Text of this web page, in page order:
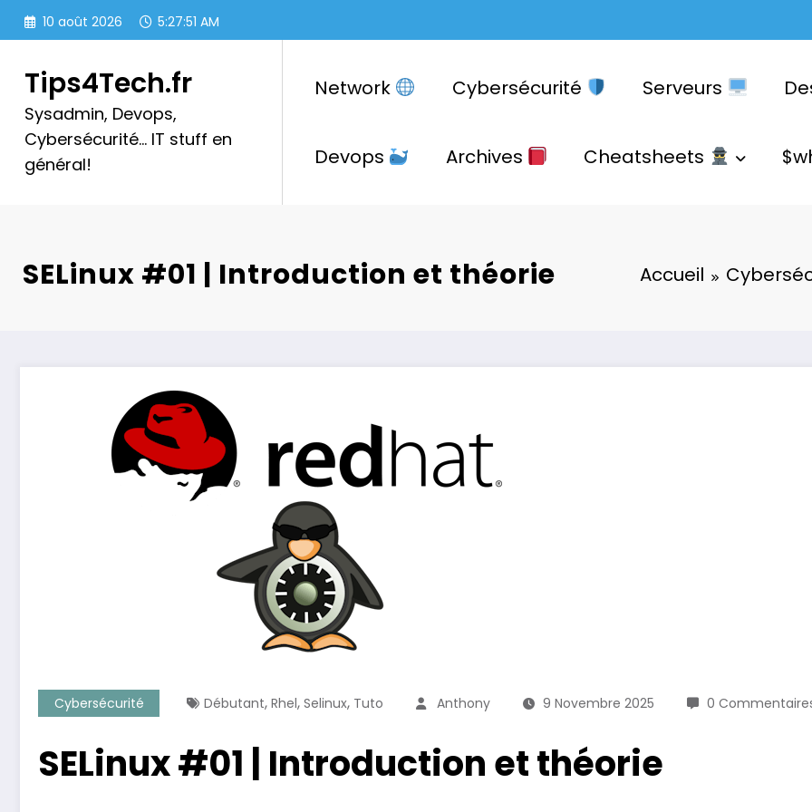
Aller
10 août 2026 5:27:52 AM
Tips4Tech.fr
Sysadmin, Devops,
Cybersécurité… IT stuff en
général!
Network Cybersécurité Serveurs
Devops Archives Cheatsheets
SELinux #01 | Introduction et théorie Accueil
Cybersécurité Débutant, Rhel, Selinux, Tuto Anthony 9 Novembre 2025 0
SELinux #01 | Introduction et théorie